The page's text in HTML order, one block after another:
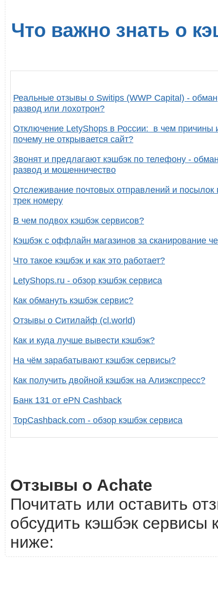
Что важно знать о
Реальные отзывы о Switips (WWP Capital) -
развод или лохотрон?
Отключение LetyShops в России: в чем причины
почему не открывается сайт?
Звонят и предлагают кэшбэк по телефону -
развод и мошенничество
Отслеживание почтовых отправлений и посылок
трек номеру
В чем подвох кэшбэк сервисов?
Кэшбэк с оффлайн магазинов за сканирование
Что такое кэшбэк и как это работает?
LetyShops.ru - обзор кэшбэк сервиса
Как обмануть кэшбэк сервис?
Отзывы о Ситилайф (cl.world)
Как и куда лучше вывести кэшбэк?
На чём зарабатывают кэшбэк сервисы?
Как получить двойной кэшбэк на Алиэкспресс?
Банк 131 от ePN Cashback
TopCashback.com - обзор кэшбэк сервиса
Отзывы о Achate
Почитать или оставить
обсудить кэшбэк сервисы
ниже: